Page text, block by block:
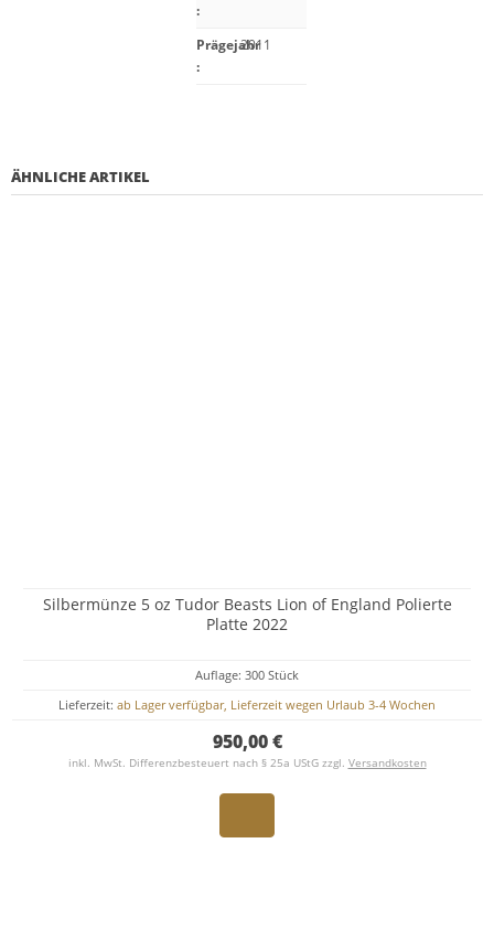
:
Prägejahr
:
2011
ÄHNLICHE ARTIKEL
Silbermünze 5 oz Tudor Beasts Lion of England Polierte
Platte 2022
Auflage: 300 Stück
Lieferzeit: ab Lager verfügbar, Lieferzeit wegen Urlaub 3-4 Wochen
950,00 €
inkl. MwSt. Differenzbesteuert nach § 25a UStG zzgl. Versandkosten